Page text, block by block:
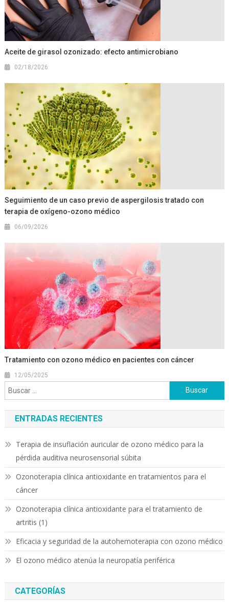
Aceite de girasol ozonizado: efecto antimicrobiano
02/18/2026
Seguimiento de un caso previo de aspergilosis tratado con
terapia de oxígeno-ozono médico
06/09/2026
Tratamiento con ozono médico en pacientes con cáncer
12/05/2025
Buscar:
ENTRADAS RECIENTES
Terapia de insuflación auricular de ozono médico para la
pérdida auditiva neurosensorial súbita
Ozonoterapia clínica antioxidante en tratamientos para el
cáncer
Ozonoterapia clínica antioxidante para el tratamiento de
artritis (1)
Eficacia y seguridad de la autohemoterapia con ozono médico
El ozono médico atenúa la neuropatía periférica
CATEGORÍAS